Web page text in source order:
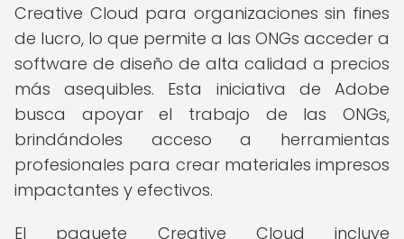
Creative Cloud para organizaciones sin fines
de lucro, lo que permite a las ONGs acceder a
software de diseño de alta calidad a precios
más asequibles. Esta iniciativa de Adobe
busca apoyar el trabajo de las ONGs,
brindándoles acceso a herramientas
profesionales para crear materiales impresos
impactantes y efectivos.
El paquete Creative Cloud incluye